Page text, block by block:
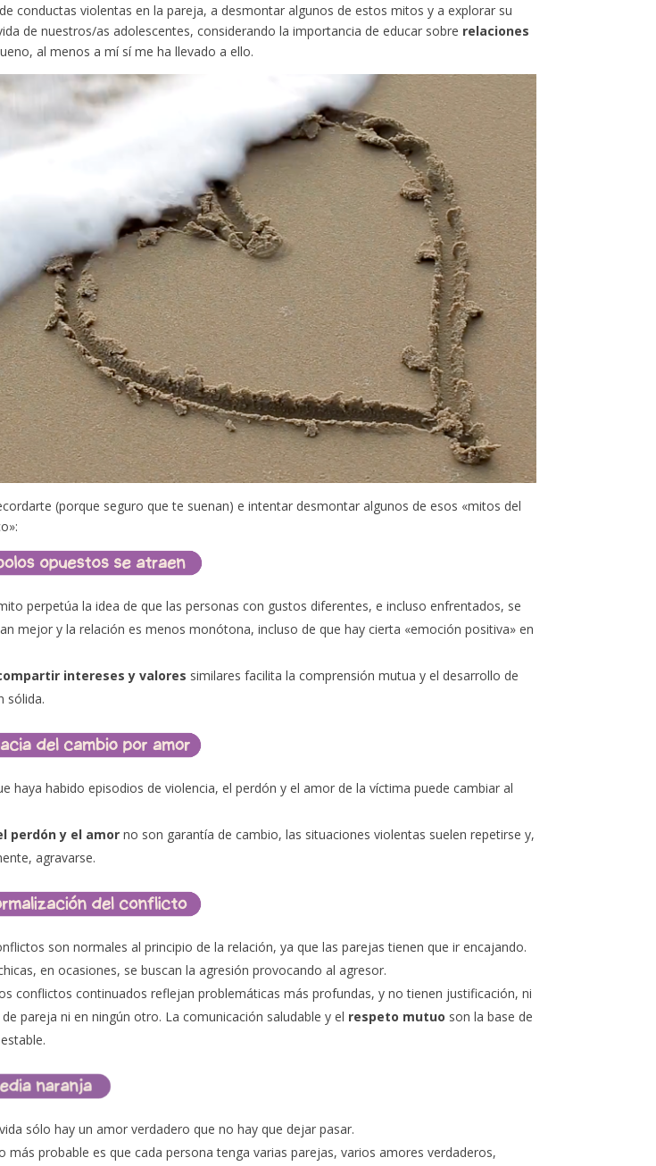
conductas violentas en la pareja, a desmontar algunos de estos mitos y a explorar su
de nuestros/as adolescentes, considerando la importancia de educar sobre relaciones
al menos a mí sí me ha llevado a ello.
(porque seguro que te suenan) e intentar desmontar algunos de esos «mitos del
perpetúa la idea de que las personas con gustos diferentes, e incluso enfrentados, se
mejor y la relación es menos monótona, incluso de que hay cierta «emoción positiva» en
compartir intereses y valores similares facilita la comprensión mutua y el desarrollo de
sólida.
haya habido episodios de violencia, el perdón y el amor de la víctima puede cambiar al
perdón y el amorno son garantía de cambio, las situaciones violentas suelen repetirse y,
agravarse.
son normales al principio de la relación, ya que las parejas tienen que ir encajando.
en ocasiones, se buscan la agresión provocando al agresor.
conflictos continuados reflejan problemáticas más profundas, y no tienen justificación, ni
pareja ni en ningún otro. La comunicación saludable y el respeto mutuo son la base de
sólo hay un amor verdadero que no hay que dejar pasar.
más probable es que cada persona tenga varias parejas, varios amores verdaderos,